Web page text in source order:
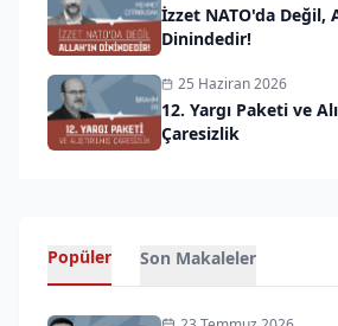
İzzet NATO'da Değil,
Dinindedir!
25 Haziran 2026
12. Yargı Paketi ve
Çaresizlik
Popüler Son Makaleler